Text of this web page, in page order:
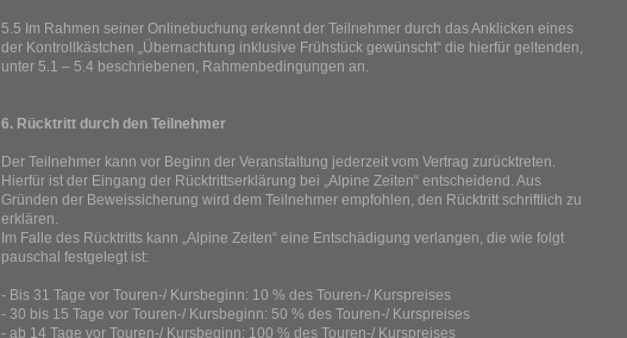
5.5 Im Rahmen seiner Onlinebuchung erkennt der Teilnehmer durch das Anklicken eines
der Kontrollkästchen „Übernachtung inklusive Frühstück gewünscht“ die hierfür geltenden,
unter 5.1 – 5.4 beschriebenen, Rahmenbedingungen an.
6. Rücktritt durch den Teilnehmer
Der Teilnehmer kann vor Beginn der Veranstaltung jederzeit vom Vertrag zurücktreten.
Hierfür ist der Eingang der Rücktrittserklärung bei „Alpine Zeiten“ entscheidend. Aus
Gründen der Beweissicherung wird dem Teilnehmer empfohlen, den Rücktritt schriftlich zu
erklären.
Im Falle des Rücktritts kann „Alpine Zeiten“ eine Entschädigung verlangen, die wie folgt
pauschal festgelegt ist:
- Bis 31 Tage vor Touren-/ Kursbeginn: 10 % des Touren-/ Kurspreises
- 30 bis 15 Tage vor Touren-/ Kursbeginn: 50 % des Touren-/ Kurspreises
- ab 14 Tage vor Touren-/ Kursbeginn: 100 % des Touren-/ Kurspreises